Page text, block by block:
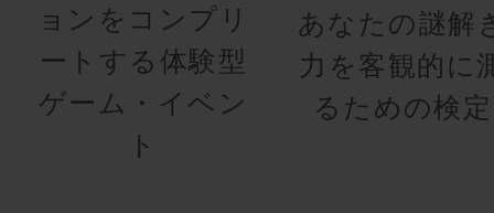
ョンをコンプリ
ートする体験型
ゲーム・イベン
ト
あなたの謎解
力を客観的に
るための検定